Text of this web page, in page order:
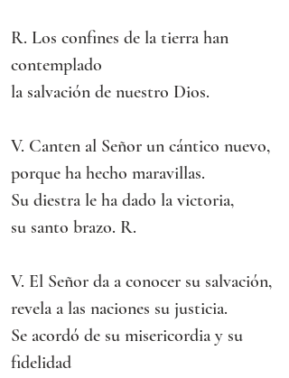
R. Los confines de la tierra han
contemplado
la salvación de nuestro Dios.
V. Canten al Señor un cántico nuevo,
porque ha hecho maravillas.
Su diestra le ha dado la victoria,
su santo brazo. R.
V. El Señor da a conocer su salvación,
revela a las naciones su justicia.
Se acordó de su misericordia y su
fidelidad